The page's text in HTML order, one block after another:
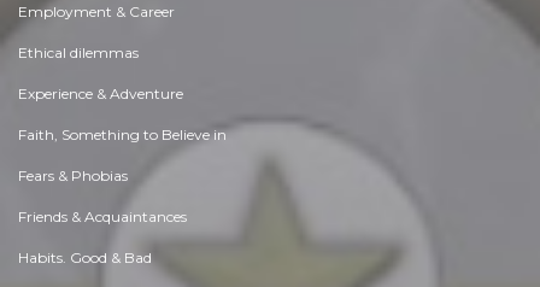
Employment & Career
Ethical dilemmas
Experience & Adventure
Faith, Something to Believe in
Fears & Phobias
Friends & Acquaintances
Habits. Good & Bad